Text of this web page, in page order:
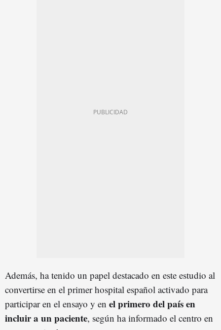
Además, ha tenido un papel destacado en este estudio al
convertirse en el primer hospital español activado para
participar en el ensayo y en el primero del país en
incluir a un paciente, según ha informado el centro en